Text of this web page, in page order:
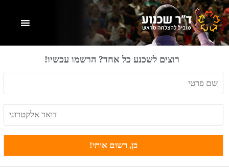
Skip
to
main
Skip
to
primary
Skip
to
footer
רוצים לשכנע כל אחד? הרשמו עכשיו!